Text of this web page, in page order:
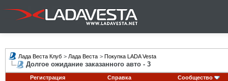
Лада Веста Клуб > Лада Веста > Покупка LADA Vesta
Долгое ожидание заказанного авто - 3
Регистрация Справка Сообщество